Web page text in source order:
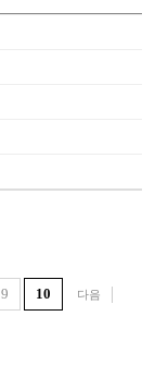
9 10
다음